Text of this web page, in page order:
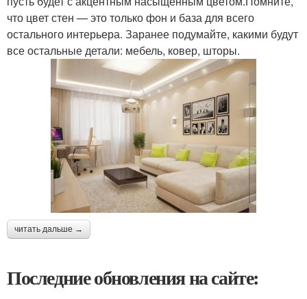
что цвет стен — это только фон и база для всего
остального интерьера. Заранее подумайте, какими будут
все остальные детали: мебель, ковер, шторы.
читать дальше →
Последние обновления на сайте: